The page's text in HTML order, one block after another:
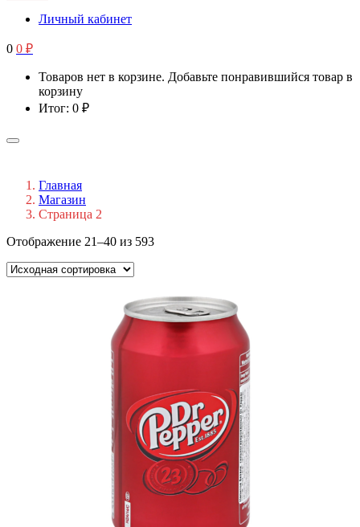
Личный кабинет
0 0 ₽
Товаров нет в корзине. Добавьте понравившийся товар в
корзину
Итог: 0 ₽
Главная
Магазин
Страница 2
Отображение 21–40 из 593